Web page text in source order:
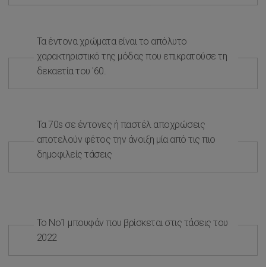
Τα έντονα χρώματα είναι το απόλυτο
χαρακτηριστικό της μόδας που επικρατούσε τη
δεκαετία του '60.
Τα 70s σε έντονες ή παστέλ αποχρώσεις
αποτελούν φέτος την άνοιξη μία από τις πιο
δημοφιλείς τάσεις
Το Νο1 μπουφάν που βρίσκεται στις τάσεις του
2022